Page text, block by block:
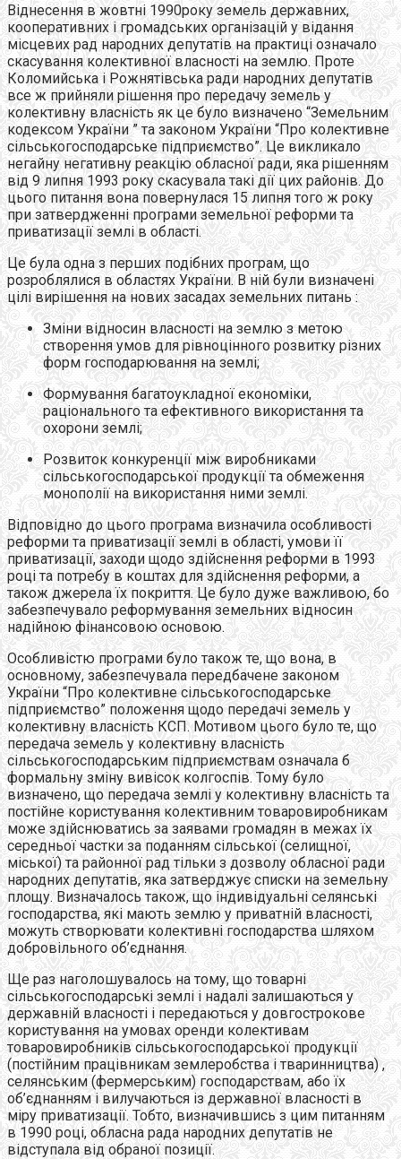
Віднесення в жовтні 1990року земель державних,
кооперативних і громадських організацій у відання
місцевих рад народних депутатів на практиці означало
скасування колективної власності на землю. Проте
Коломийська і Рожнятівська ради народних депутатів
все ж прийняли рішення про передачу земель у
колективну власність як це було визначено “Земельним
кодексом України ” та законом України “Про колективне
сільськогосподарське підприємство”. Це викликало
негайну негативну реакцію обласної ради, яка рішенням
від 9 липня 1993 року скасувала такі дії цих районів. До
цього питання вона повернулася 15 липня того ж року
при затвердженні програми земельної реформи та
приватизації землі в області.
Це була одна з перших подібних програм, що
розроблялися в областях України. В ній були визначені
цілі вирішення на нових засадах земельних питань :
Зміни відносин власності на землю з метою
створення умов для рівноцінного розвитку різних
форм господарювання на землі;
Формування багатоукладної економіки,
раціонального та ефективного використання та
охорони землі;
Розвиток конкуренції між виробниками
сільськогосподарської продукції та обмеження
монополії на використання ними землі.
Відповідно до цього програма визначила особливості
реформи та приватизації землі в області, умови її
приватизації, заходи щодо здійснення реформи в 1993
році та потребу в коштах для здійснення реформи, а
також джерела їх покриття. Це було дуже важливою, бо
забезпечувало реформування земельних відносин
надійною фінансовою основою.
Особливістю програми було також те, що вона, в
основному, забезпечувала передбачене законом
України “Про колективне сільськогосподарське
підприємство” положення щодо передачі земель у
колективну власність КСП. Мотивом цього було те, що
передача земель у колективну власність
сільськогосподарським підприємствам означала б
формальну зміну вивісок колгоспів. Тому було
визначено, що передача землі у колективну власність та
постійне користування колективним товаровиробникам
може здійснюватись за заявами громадян в межах їх
середньої частки за поданням сільської (селищної,
міської) та районної рад тільки з дозволу обласної ради
народних депутатів, яка затверджує списки на земельну
площу. Визначалось також, що індивідуальні селянські
господарства, які мають землю у приватній власності,
можуть створювати колективні господарства шляхом
добровільного об’єднання.
Ще раз наголошувалось на тому, що товарні
сільськогосподарські землі і надалі залишаються у
державній власності і передаються у довгострокове
користування на умовах оренди колективам
товаровиробників сільськогосподарської продукції
(постійним працівникам землеробства і тваринництва) ,
селянським (фермерським) господарствам, або їх
об’єднанням і вилучаються із державної власності в
міру приватизації. Тобто, визначившись з цим питанням
в 1990 році, обласна рада народних депутатів не
відступала від обраної позиції.